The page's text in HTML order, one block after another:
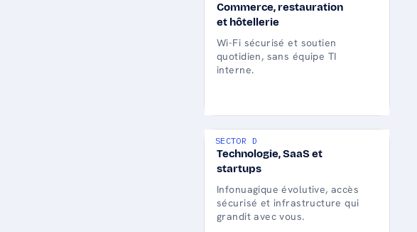
Commerce, restauration
et hôtellerie
Wi-Fi sécurisé et soutien
quotidien, sans équipe TI
interne.
SECTOR D
Technologie, SaaS et
startups
Infonuagique évolutive, accès
sécurisé et infrastructure qui
grandit avec vous.